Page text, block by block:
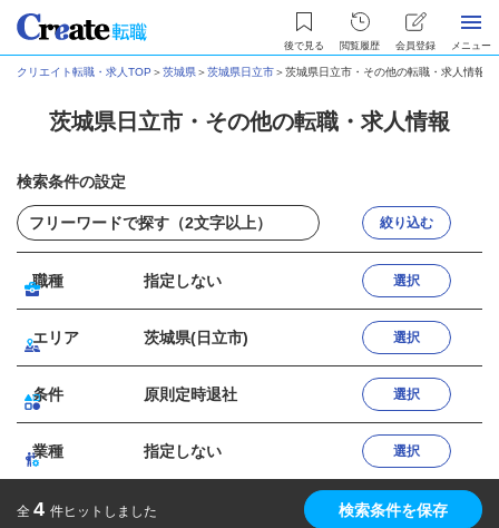
後で見る 閲覧履歴 会員登録 メニュー
クリエイト転職・求人TOP ＞茨城県＞茨城県日立市＞茨城県日立市・その他の転職・求人情報
茨城県日立市・その他の転職・求人情報
検索条件の設定
絞り込む
職種 指定しない 選択
エリア 茨城県(日立市) 選択
条件 原則定時退社 選択
業種 指定しない 選択
全 4 件ヒットしました 検索条件を保存